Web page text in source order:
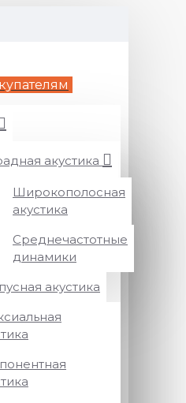
акустика
Широкополосная
акустика
Среднечастотные
динамики
акустика